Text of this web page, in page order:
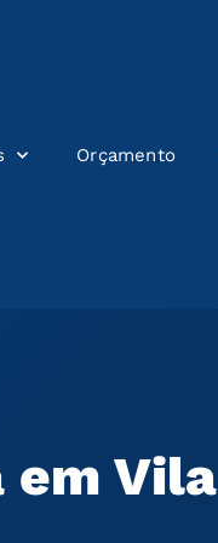
Orçamento
em Vila